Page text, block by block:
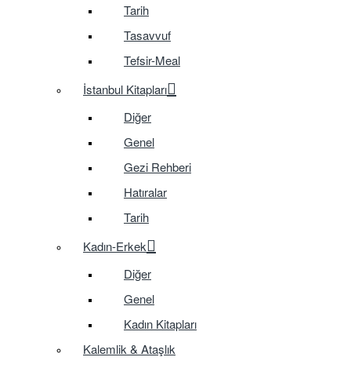
Tarih
Tasavvuf
Tefsir-Meal
İstanbul Kitapları
Diğer
Genel
Gezi Rehberi
Hatıralar
Tarih
Kadın-Erkek
Diğer
Genel
Kadın Kitapları
Kalemlik & Ataşlık